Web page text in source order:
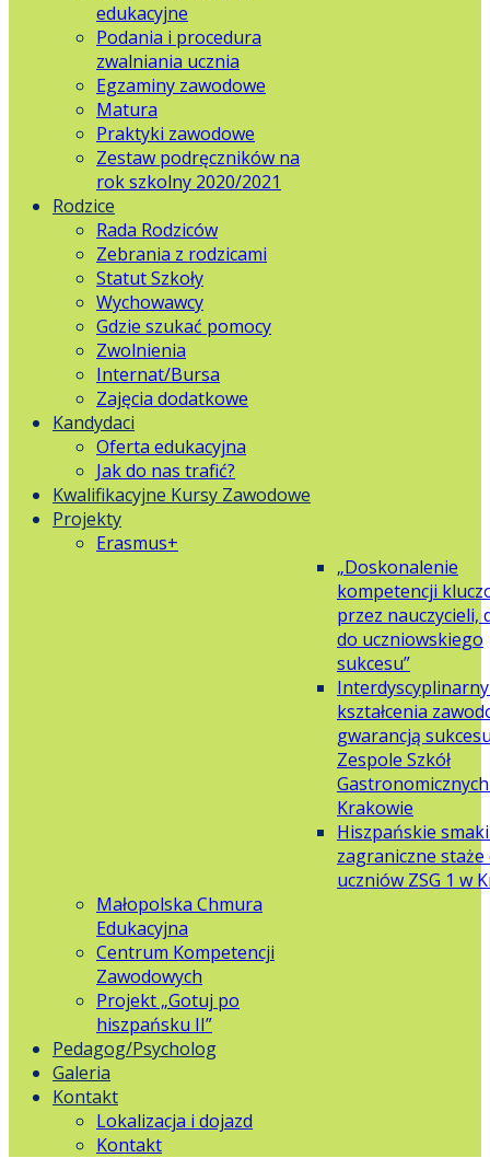
edukacyjne
Podania i procedura
zwalniania ucznia
Egzaminy zawodowe
Matura
Praktyki zawodowe
Zestaw podręczników na
rok szkolny 2020/2021
Rodzice
Rada Rodziców
Zebrania z rodzicami
Statut Szkoły
Wychowawcy
Gdzie szukać pomocy
Zwolnienia
Internat/Bursa
Zajęcia dodatkowe
Kandydaci
Oferta edukacyjna
Jak do nas trafić?
Kwalifikacyjne Kursy Zawodowe
Projekty
Erasmus+
„Doskonalenie
kompetencji
przez nauczycieli,
do uczniowskiego
sukcesu”
kształcenia
gwarancją
Zespole Szkół
Krakowie
Hiszpańskie
zagraniczne staże
uczniów ZSG 1 w
Małopolska Chmura
Edukacyjna
Centrum Kompetencji
Zawodowych
Projekt „Gotuj po
hiszpańsku II”
Pedagog/Psycholog
Galeria
Kontakt
Lokalizacja i dojazd
Kontakt